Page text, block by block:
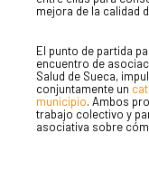
mejora de la calidad
El punto de partida
encuentro de
Salud de Sueca,
conjuntamente un
municipio. Ambos
trabajo colectivo y
asociativa sobre